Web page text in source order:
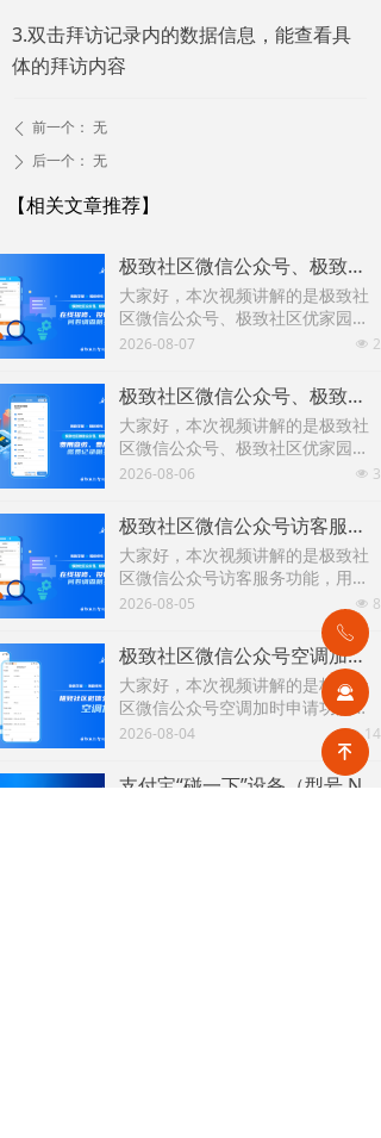
3.双击拜访记录内的数据信息，能查看具
体的拜访内容
ꄴ 前一个： 无
ꄲ 后一个： 无
【相关文章推荐】
极致社区微信公众号、极致社区优家园小程序在线报修、投诉建议、问卷调查新增优化功能
大家好，本次视频讲解的是极致社
区微信公众号、极致社区优家园小
程序在线报修、投诉建议、问卷调
园小程序为例进行演示讲解。
넶 2
2026-08-07
极致社区微信公众号、极致社区优家园费用查缴、费用预缴、缴费记录相关功能
大家好，本次视频讲解的是极致社
区微信公众号、极致社区优家园费
用查缴、费用预缴、缴费记录相关
进行演示讲解。
넶 3
2026-08-06
极致社区微信公众号访客服务功能
大家好，本次视频讲解的是极致社
区微信公众号访客服务功能，用户
可通过提交访客预约申请单获得物
业审批进入小区，并可在访客通行
申请记录查看审批进度。
넶 8
2026-08-05
极致社区微信公众号空调加时申请功能
大家好，本次视频讲解的是极致社
区微信公众号空调加时申请功能，
用户可通过极致社区微信公众号申
请空调加时，并可在空调加时单申
请记录查看申请结果。
넶 14
2026-08-04
녠
끤
ꂅ